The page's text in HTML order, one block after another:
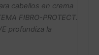
cabellos en crema
FIBRO-PROTECT.
profundiza la